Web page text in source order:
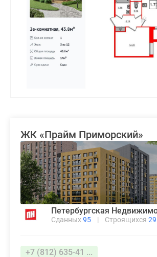
ЖК «Прайм Приморский»
Петербургская
Сданных 95 | Строящихся 29
+7 (812) 635-41 ...